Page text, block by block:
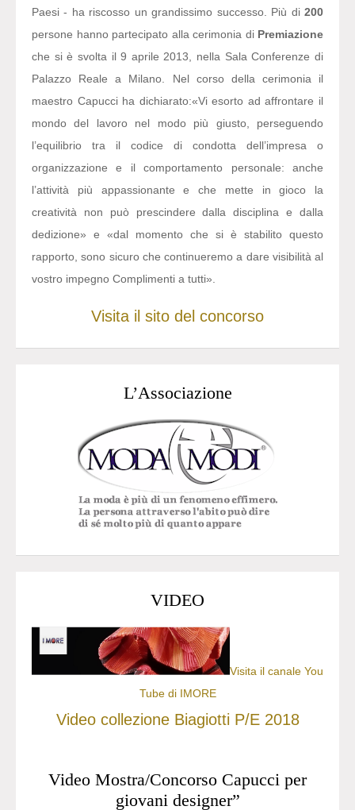
Paesi - ha riscosso un grandissimo successo. Più di 200
persone hanno partecipato alla cerimonia di Premiazione
che si è svolta il 9 aprile 2013, nella Sala Conferenze di
Palazzo Reale a Milano. Nel corso della cerimonia il
maestro Capucci ha dichiarato:«Vi esorto ad affrontare il
mondo del lavoro nel modo più giusto, perseguendo
l’equilibrio tra il codice di condotta dell’impresa o
organizzazione e il comportamento personale: anche
l’attività più appassionante e che mette in gioco la
creatività non può prescindere dalla disciplina e dalla
dedizione» e «dal momento che si è stabilito questo
rapporto, sono sicuro che continueremo a dare visibilità al
vostro impegno Complimenti a tutti».
Visita il sito del concorso
L’Associazione
VIDEO
Visita il canale You
Tube di IMORE
Video collezione Biagiotti P/E 2018
Video Mostra/Concorso Capucci per
giovani designer”